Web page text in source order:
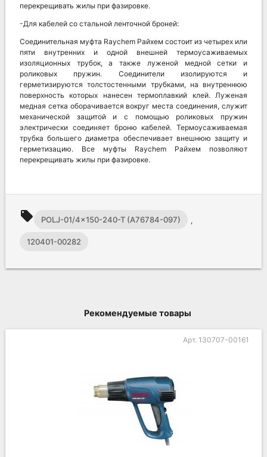
перекрещивать жилы при фазировке.
-Для кабелей со стальной ленточной броней:
Соединительная муфта Raychem Райхем состоит из четырех или
пяти внутренних и одной внешней термоусаживаемых
изоляционных трубок, а также луженой медной сетки и
роликовых пружин. Соединители изолируются и
герметизируются толстостенными трубками, на внутреннюю
поверхность которых нанесен термоплавкий клей. Луженая
медная сетка оборачивается вокруг места соединения, служит
механической защитой и с помощью роликовых пружин
электрически соединяет броню кабелей. Термоусаживаемая
трубка большего диаметра обеспечивает внешнюю защиту и
герметизацию. Все муфты Raychem Райхем позволяют
перекрещивать жилы при фазировке.
local_offer POLJ-01/4x150-240-T (A76784-097) ,
120401-00282
Рекомендуемые товары
Арт. 130707-00240